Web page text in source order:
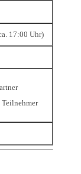
17:00 Uhr)